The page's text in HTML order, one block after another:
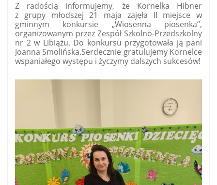
Z radością informujemy, że Kornelka Hibner
z grupy młodszej 21 maja zajęła II miejsce w
gminnym konkursie „Wiosenna piosenka”,
organizowanym przez Zespół Szkolno-Przedszkolny
nr 2 w Libiążu. Do konkursu przygotowała ją pani
Joanna Smolińska.Serdecznie gratulujemy Kornelce
wspaniałego występu i życzymy dalszych sukcesów!